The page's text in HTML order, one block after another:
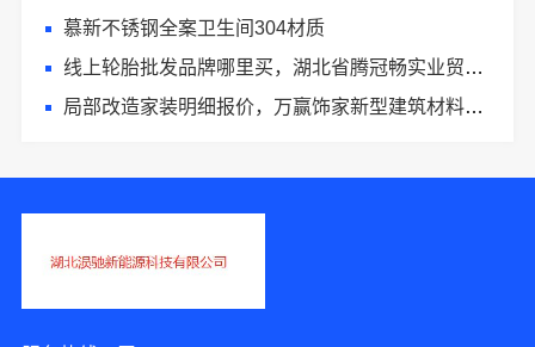
慕新不锈钢全案卫生间304材质
线上轮胎批发品牌哪里买，湖北省腾冠畅实业贸易有限公司一手货源
局部改造家装明细报价，万赢饰家新型建筑材料有限公司精准核算